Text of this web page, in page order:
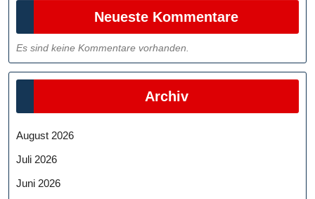
Neueste Kommentare
Es sind keine Kommentare vorhanden.
Archiv
August 2026
Juli 2026
Juni 2026